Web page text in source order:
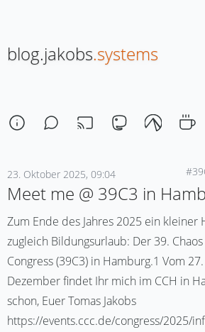
blog.jakobs.systems
23. Oktober 2025, 09:04
Meet me @ 39C3 in
Zum Ende des Jahres 2025 ein kleiner
zugleich Bildungsurlaub: Der 39.
Congress (39C3) in Hamburg.1 Vom
Dezember findet Ihr mich im CCH in
schon, Euer Tomas Jakobs
https://events.ccc.de/congress/2025/